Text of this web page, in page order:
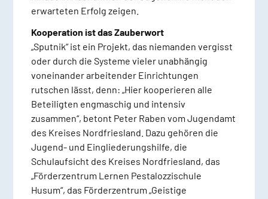
erwarteten Erfolg zeigen.
Kooperation ist das Zauberwort
„Sputnik“ ist ein Projekt, das niemanden vergisst
oder durch die Systeme vieler unabhängig
voneinander arbeitender Einrichtungen
rutschen lässt, denn: „Hier kooperieren alle
Beteiligten engmaschig und intensiv
zusammen“, betont Peter Raben vom Jugendamt
des Kreises Nordfriesland. Dazu gehören die
Jugend- und Eingliederungshilfe, die
Schulaufsicht des Kreises Nordfriesland, das
„Förderzentrum Lernen Pestalozzischule
Husum“, das Förderzentrum „Geistige